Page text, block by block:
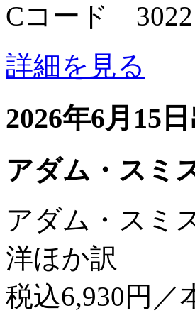
Cコード 3022
詳細を見る
2026年6月15
アダム・スミ
アダム・スミ
洋ほか訳
税込6,930円／